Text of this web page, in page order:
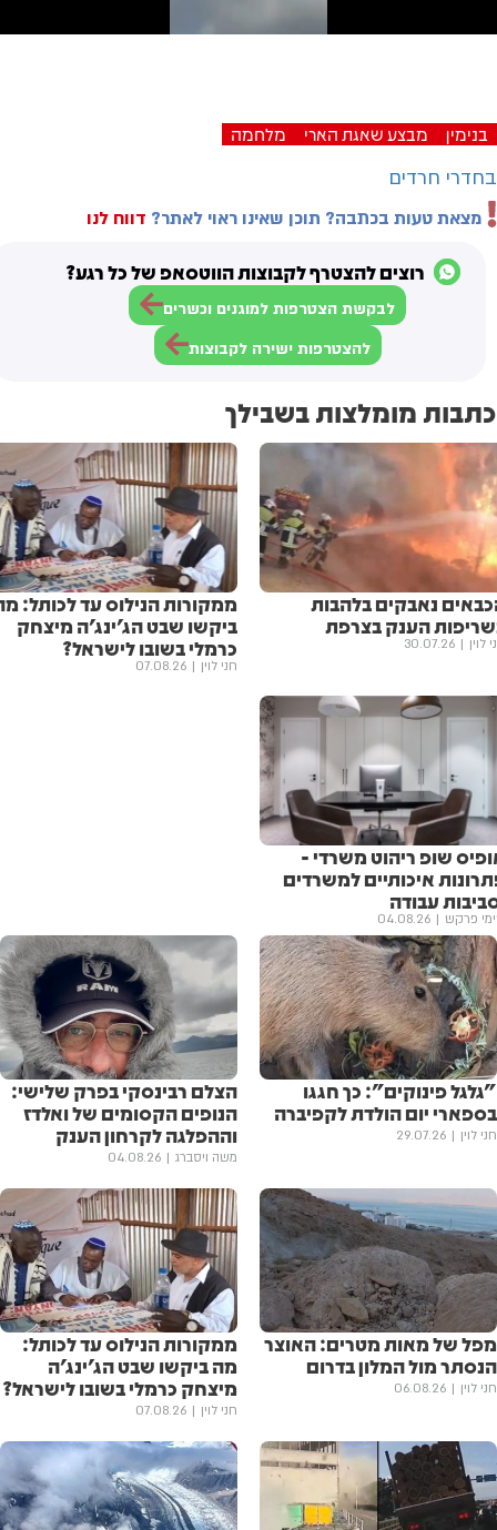
בנימין מבצע שאגת הארי מלחמה
בחדרי חרדים
מצאת טעות בכתבה? תוכן שאינו ראוי לאתר? דווח לנו
רוצים להצטרף לקבוצות הווטסאפ של כל רגע?
לבקשת הצטרפות למוגנים וכשרים
להצטרפות ישירה לקבוצות
כתבות מומלצות בשבילך
נאבקים בלהבות
הענק בצרפת
לוין 30.07.26
ממקורות הנילוס עד לכותל:
ביקשו שבט הג'ינג'ה מיצחק
כרמלי בשובו לישראל?
חני לוין 07.08.26
שופ ריהוט משרדי -
איכותיים למשרדים
עבודה
פרקש 04.08.26
"גלגל פינוקים": כך חגגו
בספארי יום הולדת לקפיברה
חני לוין 29.07.26
הצלם רבינסקי בפרק שלישי:
הנופים הקסומים של ואלדז
וההפלגה לקרחון הענק
משה ויסברג 04.08.26
מפל של מאות מטרים: האוצר
הנסתר מול המלון בדרום
חני לוין 06.08.26
ממקורות הנילוס עד לכותל:
מה ביקשו שבט הג'ינג'ה
מיצחק כרמלי בשובו לישראל?
חני לוין 07.08.26